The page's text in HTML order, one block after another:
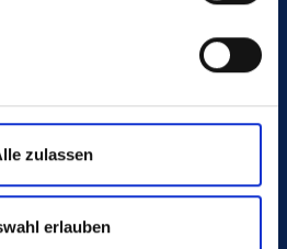
zulassen
erlauben